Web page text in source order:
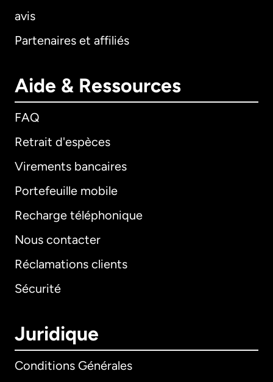
avis
Partenaires et affiliés
Aide & Ressources
FAQ
Retrait d'espèces
Virements bancaires
Portefeuille mobile
Recharge téléphonique
Nous contacter
Réclamations clients
Sécurité
Juridique
Conditions Générales